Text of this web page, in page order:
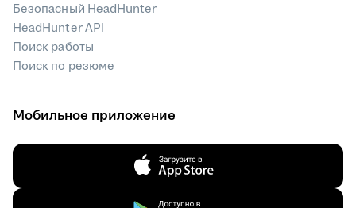
Безопасный HeadHunter
HeadHunter API
Поиск работы
Поиск по резюме
Мобильное приложение